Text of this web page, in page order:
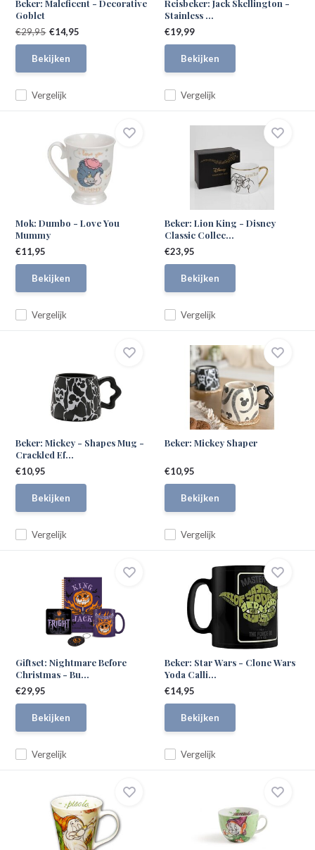
Beker: Maleficent - Decorative
Goblet
Vergelijk
€29,95 €14,95
Bekijken
Reisbeker: Jack Skellington -
Stainless ...
Vergelijk
€19,99
Bekijken
Mok: Dumbo - Love You
Mummy
Vergelijk
€11,95
Bekijken
Beker: Lion King - Disney
Classic Collec...
Vergelijk
€23,95
Bekijken
Beker: Mickey - Shapes Mug -
Crackled Ef...
Vergelijk
€10,95
Bekijken
Beker: Mickey Shaper
Vergelijk
€10,95
Bekijken
Giftset: Nightmare Before
Christmas - Bu...
Vergelijk
€29,95
Bekijken
Beker: Star Wars - Clone Wars
Yoda Calli...
Vergelijk
€14,95
Bekijken